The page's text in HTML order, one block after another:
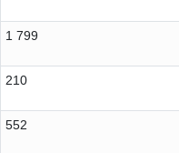
1 799
210
552